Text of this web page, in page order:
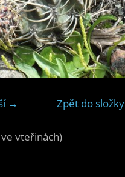
→ Zpět do složky
ve vteřinách)